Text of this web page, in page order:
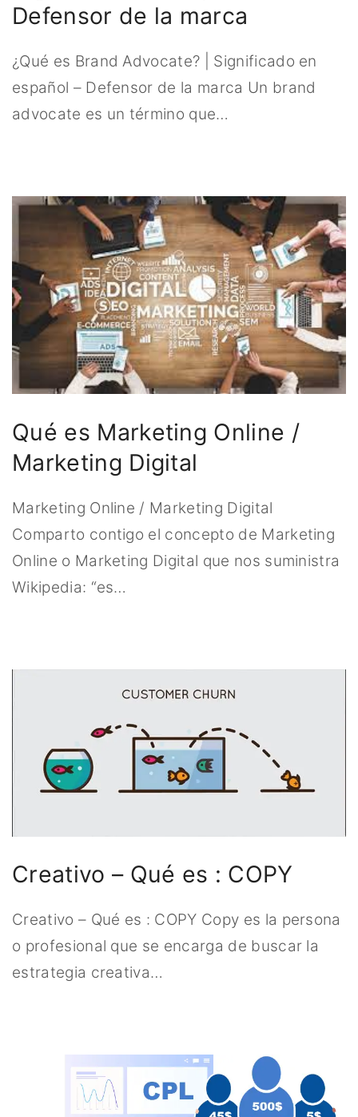
Defensor de la marca
¿Qué es Brand Advocate? | Significado en
español – Defensor de la marca Un brand
advocate es un término que…
Qué es Marketing Online /
Marketing Digital
Marketing Online / Marketing Digital
Comparto contigo el concepto de Marketing
Online o Marketing Digital que nos suministra
Wikipedia: “es…
Creativo – Qué es : COPY
Creativo – Qué es : COPY Copy es la persona
o profesional que se encarga de buscar la
estrategia creativa…